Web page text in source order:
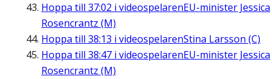
Hoppa till 37:02 i videospelarenEU-minister Jessica
Rosencrantz (M)
Hoppa till 38:13 i videospelarenStina Larsson (C)
Hoppa till 38:47 i videospelarenEU-minister Jessica
Rosencrantz (M)